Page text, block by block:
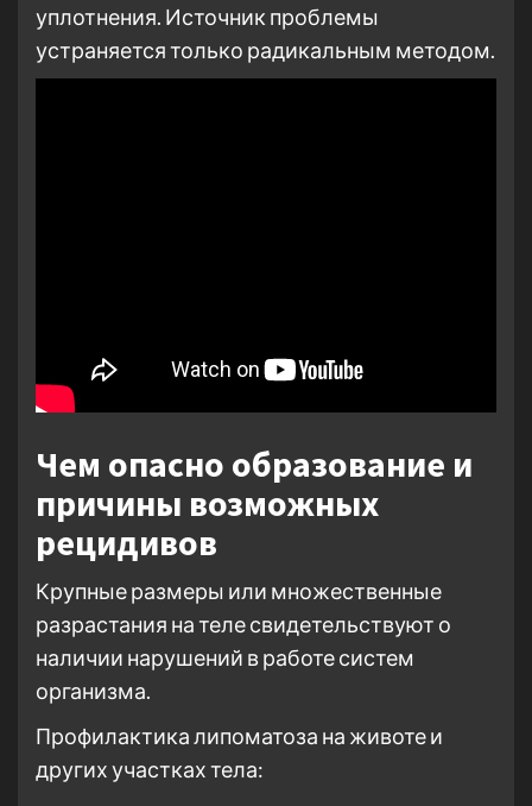
уплотнения. Источник проблемы
устраняется только радикальным методом.
Чем опасно образование и
причины возможных
рецидивов
Крупные размеры или множественные
разрастания на теле свидетельствуют о
наличии нарушений в работе систем
организма.
Профилактика липоматоза на животе и
других участках тела: